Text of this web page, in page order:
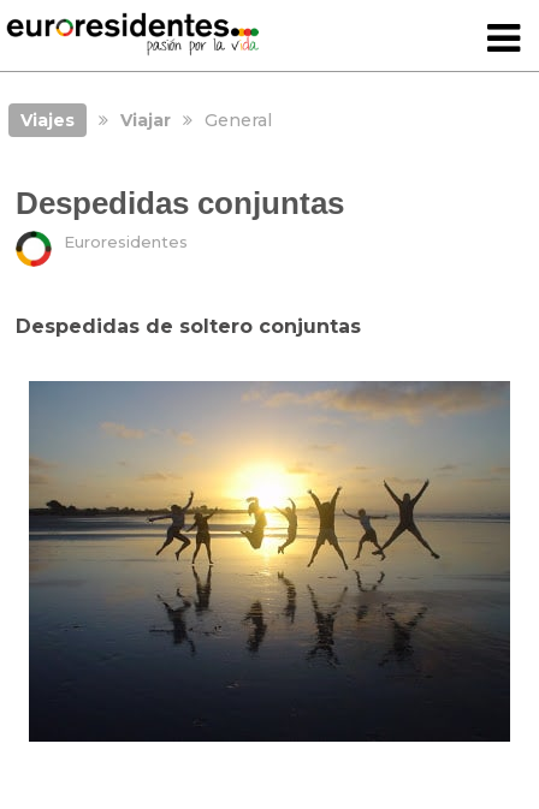
Viajes Viajar General
Despedidas conjuntas
Euroresidentes
Despedidas de soltero conjuntas